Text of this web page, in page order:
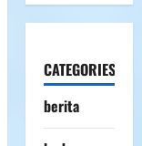
CATEGORIES
berita